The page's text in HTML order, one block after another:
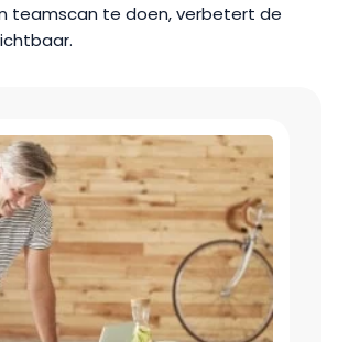
teamscan te doen, verbetert de